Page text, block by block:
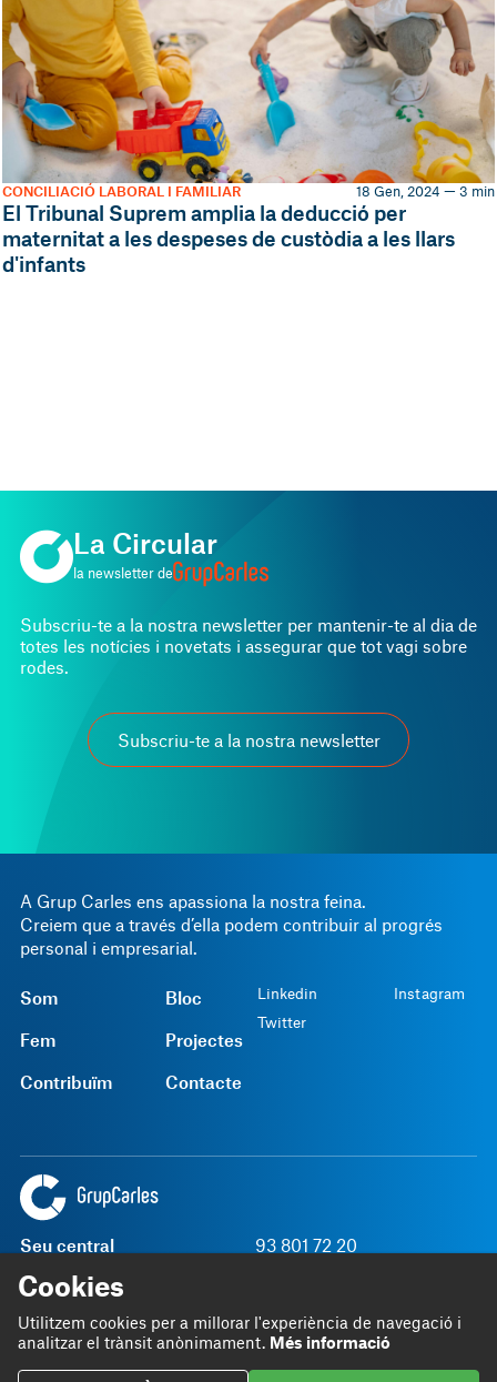
El Tribunal Suprem amplia la deducció per
maternitat a les despeses de custòdia a les llars
d'infants
CONCILIACIÓ LABORAL I FAMILIAR 18 Gen, 2024 — 3 min
A Grup Carles ens apassiona la nostra feina.
Creiem que a través d’ella podem contribuir al progrés
personal i empresarial.
Som
Fem
Contribuïm
Bloc
Projectes
Contacte
Linkedin
Twitter
Instagram
Seu central
08700 Igualada
93 801 72 20
La Circular
la newsletter de
Subscriu-te a la nostra newsletter per mantenir-te al dia de
totes les notícies i novetats i assegurar que tot vagi sobre
rodes.
Subscriu-te a la nostra newsletter
Cookies
Utilitzem cookies per a millorar l'experiència de navegació i
analitzar el trànsit anònimament. Més informació